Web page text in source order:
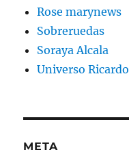
Rose marynews
Sobreruedas
Soraya Alcala
Universo Ricardo
META